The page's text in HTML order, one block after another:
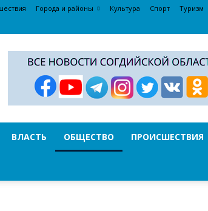
Города и районы Культура Спорт Туризм
ВЛАСТЬ ОБЩЕСТВО ПРОИСШЕСТВИЯ